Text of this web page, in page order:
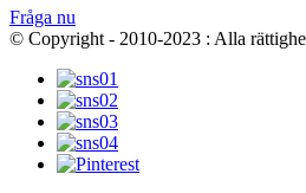
Fråga nu
© Copyright - 2010-2023 : Alla